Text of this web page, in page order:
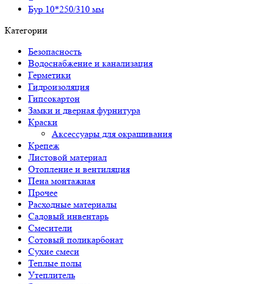
Бур 10*250/310 мм
Категории
Безопасность
Водоснабжение и канализация
Герметики
Гидроизоляция
Гипсокартон
Замки и дверная фурнитура
Краски
Аксессуары для окрашивания
Крепеж
Листовой материал
Отопление и вентиляция
Пена монтажная
Прочее
Расходные материалы
Садовый инвентарь
Смесители
Сотовый поликарбонат
Сухие смеси
Теплые полы
Утеплитель